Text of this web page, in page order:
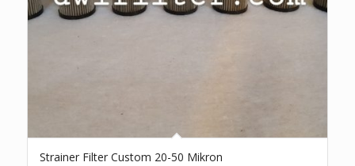
Strainer Filter Custom 20-50 Mikron